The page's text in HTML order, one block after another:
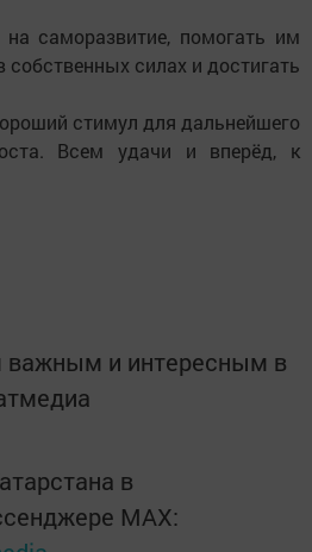
на саморазвитие, помогать им
собственных силах и достигать
стимул для дальнейшего
Всем удачи и вперёд, к
и интересным в
в
MАХ: